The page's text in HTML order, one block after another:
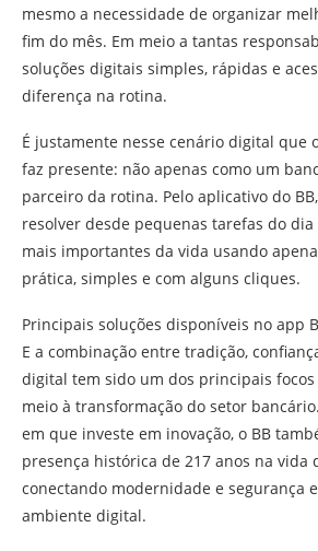
mesmo a necessidade de organizar
fim do mês. Em meio a tantas
soluções digitais simples, rápidas e
diferença na rotina.
É justamente nesse cenário digital que
faz presente: não apenas como um
parceiro da rotina. Pelo aplicativo do
resolver desde pequenas tarefas do dia
mais importantes da vida usando
prática, simples e com alguns cliques.
Principais soluções disponíveis no app
E a combinação entre tradição,
digital tem sido um dos principais
meio à transformação do setor
em que investe em inovação, o BB
presença histórica de 217 anos na vida
conectando modernidade e segurança
ambiente digital.